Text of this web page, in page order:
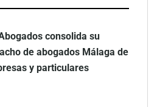
consolida su
de abogados Málaga de
y particulares